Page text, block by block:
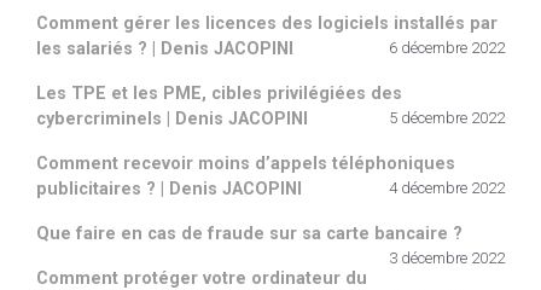
Comment gérer les licences des logiciels installés par
les salariés ? | Denis JACOPINI
6 décembre 2022
Les TPE et les PME, cibles privilégiées des
cybercriminels | Denis JACOPINI
5 décembre 2022
Comment recevoir moins d’appels téléphoniques
publicitaires ? | Denis JACOPINI
4 décembre 2022
Que faire en cas de fraude sur sa carte bancaire ?
3 décembre 2022
Comment protéger votre ordinateur du